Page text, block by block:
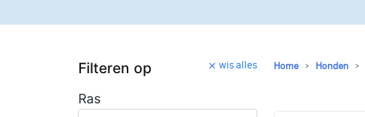
Filteren op wis alles
Ras
Home Honden